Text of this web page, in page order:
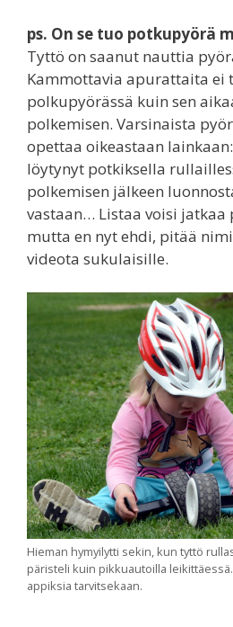
ps. On se tuo potkupyörä
Tyttö on saanut nauttia
Kammottavia apurattaita ei
polkupyörässä kuin sen
polkemisen. Varsinaista
opettaa oikeastaan
löytynyt potkiksella
polkemisen jälkeen
vastaan… Listaa voisi jatkaa
mutta en nyt ehdi, pitää
videota sukulaisille.
Hieman hymyilytti sekin, kun tyttö
päristeli kuin pikkuautoilla
appiksia tarvitsekaan.